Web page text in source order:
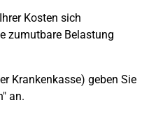
Kosten sich
zumutbare Belastung
Krankenkasse) geben Sie
an.